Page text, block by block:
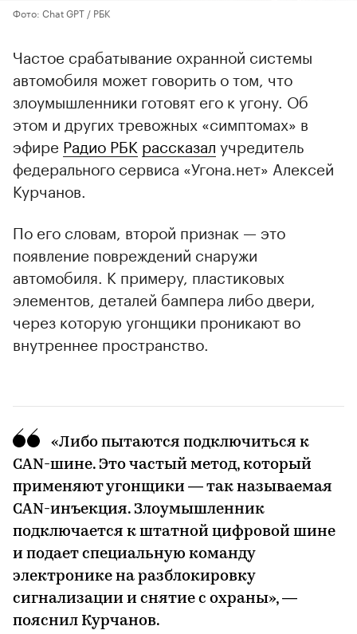
Фото: Chat GPT / РБК
Частое срабатывание охранной системы
автомобиля может говорить о том, что
злоумышленники готовят его к угону. Об
этом и других тревожных «симптомах» в
эфире Радио РБК рассказал учредитель
федерального сервиса «Угона.нет» Алексей
Курчанов.
По его словам, второй признак — это
появление повреждений снаружи
автомобиля. К примеру, пластиковых
элементов, деталей бампера либо двери,
через которую угонщики проникают во
внутреннее пространство.
00:00 / 00:00
«Либо пытаются подключиться к
CAN-шине. Это частый метод, который
применяют угонщики — так называемая
CAN-инъекция. Злоумышленник
подключается к штатной цифровой шине
и подает специальную команду
электронике на разблокировку
сигнализации и снятие с охраны», —
пояснил Курчанов.